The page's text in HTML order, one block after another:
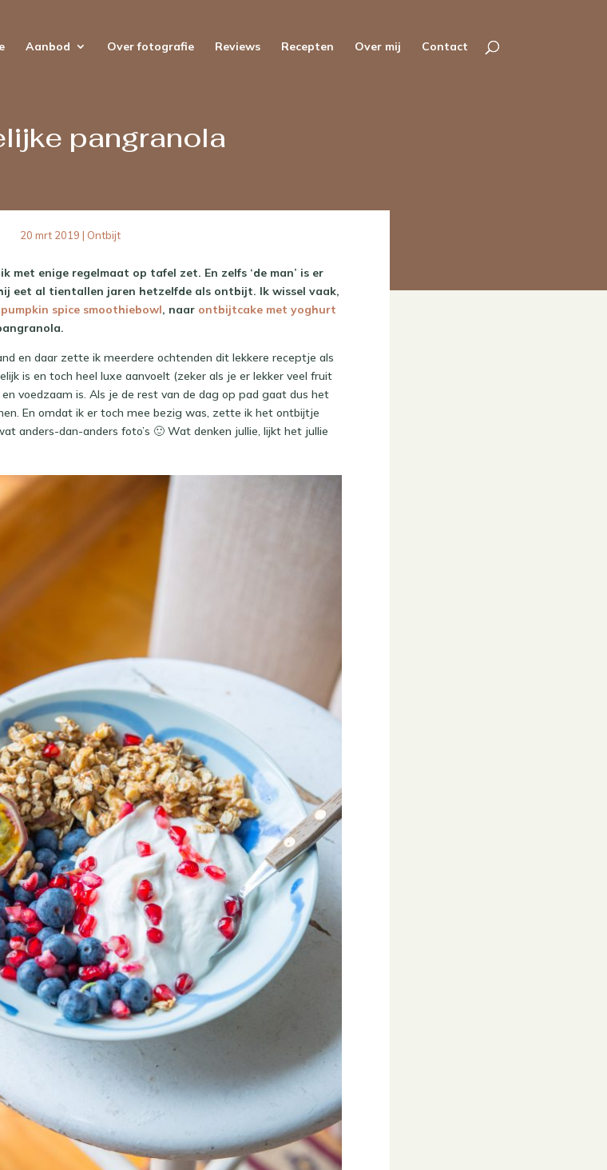
Aanbod Over fotografie Reviews Recepten Over mij Contact
pangranola
20 mrt 2019 | Ontbijt
met enige regelmaat op tafel zet. En zelfs ‘de man’ is er
eet al tientallen jaren hetzelfde als ontbijt. Ik wissel vaak,
pumpkin spice smoothiebowl, naar ontbijtcake met yoghurt
en daar zette ik meerdere ochtenden dit lekkere receptje als
is en toch heel luxe aanvoelt (zeker als je er lekker veel fruit
voedzaam is. Als je de rest van de dag op pad gaat dus het
En omdat ik er toch mee bezig was, zette ik het ontbijtje
anders-dan-anders foto’s 🙂 Wat denken jullie, lijkt het jullie